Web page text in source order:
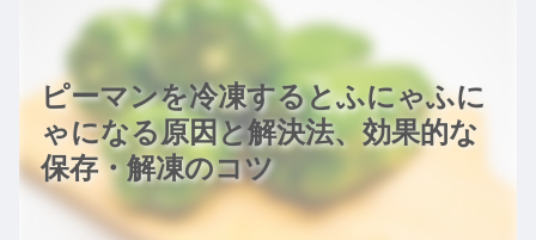
ピーマンを冷凍するとふにゃふに
ゃになる原因と解決法、効果的な
保存・解凍のコツ